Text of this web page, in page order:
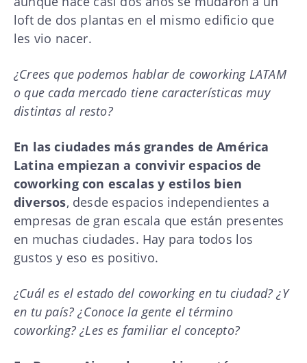
loft de dos plantas en el mismo edificio que
les vio nacer.
¿Crees que podemos hablar de coworking LATAM
o que cada mercado tiene características muy
distintas al resto?
En las ciudades más grandes de América
Latina empiezan a convivir espacios de
coworking con escalas y estilos bien
diversos, desde espacios independientes a
empresas de gran escala que están presentes
en muchas ciudades. Hay para todos los
gustos y eso es positivo.
¿Cuál es el estado del coworking en tu ciudad? ¿Y
en tu país? ¿Conoce la gente el término
coworking? ¿Les es familiar el concepto?